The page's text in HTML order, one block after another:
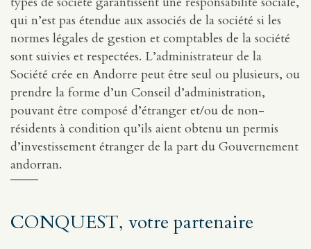
qui n’est pas étendue aux associés de la société si les
normes légales de gestion et comptables de la société
sont suivies et respectées. L’administrateur de la
Société crée en Andorre peut être seul ou plusieurs, ou
prendre la forme d’un Conseil d’administration,
pouvant être composé d’étranger et/ou de non-
résidents à condition qu’ils aient obtenu un permis
d’investissement étranger de la part du Gouvernement
andorran.
CONQUEST, votre partenaire